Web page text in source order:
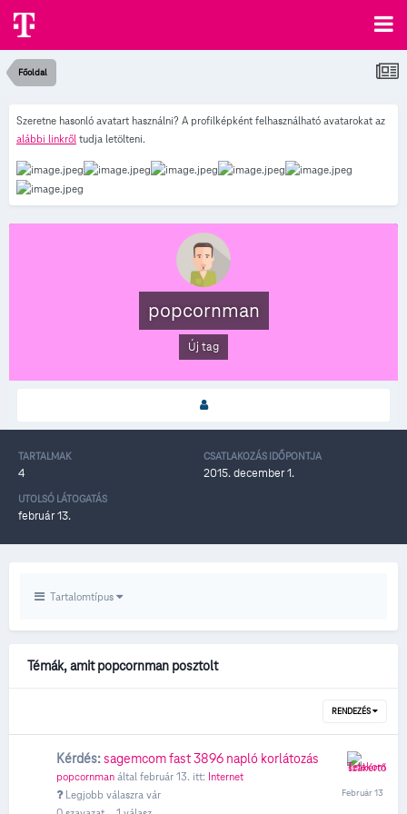
Főoldal
Szeretne hasonló avatart használni? A profilképként felhasználható avatarokat az
alábbi linkről tudja letölteni.
popcornman
Új tag
TARTALMAK
4
CSATLAKOZÁS IDŐPONTJA
2015. december 1.
UTOLSÓ LÁTOGATÁS
február 13.
Tartalomtípus
Témák, amit popcornman posztolt
RENDEZÉS
Kérdés:sagemcom fast 3896 napló korlátozás
popcornman által február 13. itt: Internet
Legjobb válaszra vár